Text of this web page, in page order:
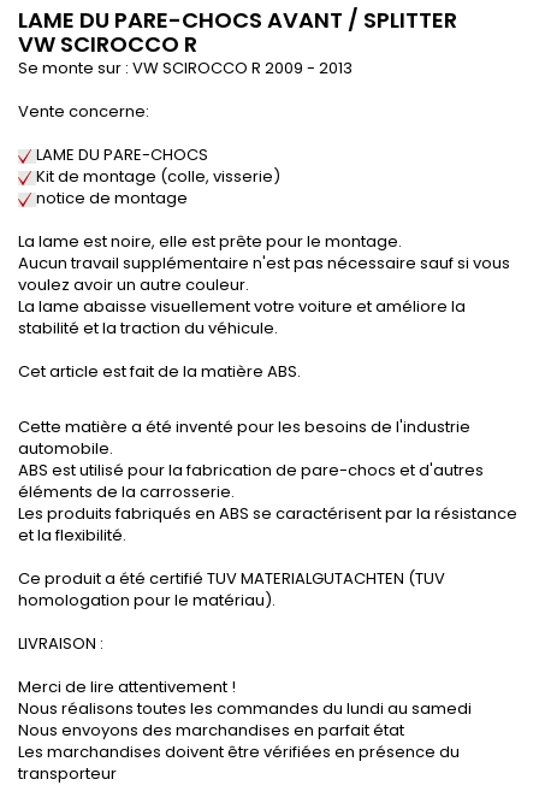
LAME DU PARE-CHOCS AVANT / SPLITTER
VW SCIROCCO R
Se monte sur : VW SCIROCCO R 2009 - 2013
Vente concerne:
LAME DU PARE-CHOCS
Kit de montage (colle, visserie)
notice de montage
La lame est noire, elle est prête pour le montage.
Aucun travail supplémentaire n'est pas nécessaire sauf si vous
voulez avoir un autre couleur.
La lame abaisse visuellement votre voiture et améliore la
stabilité et la traction du véhicule.
Cet article est fait de la matière ABS.
Cette matière a été inventé pour les besoins de l'industrie
automobile.
ABS est utilisé pour la fabrication de pare-chocs et d'autres
éléments de la carrosserie.
Les produits fabriqués en ABS se caractérisent par la résistance
et la flexibilité.
Ce produit a été certifié TUV MATERIALGUTACHTEN (TUV
homologation pour le matériau).
LIVRAISON :
Merci de lire attentivement !
Nous réalisons toutes les commandes du lundi au samedi
Nous envoyons des marchandises en parfait état
Les marchandises doivent être vérifiées en présence du
transporteur